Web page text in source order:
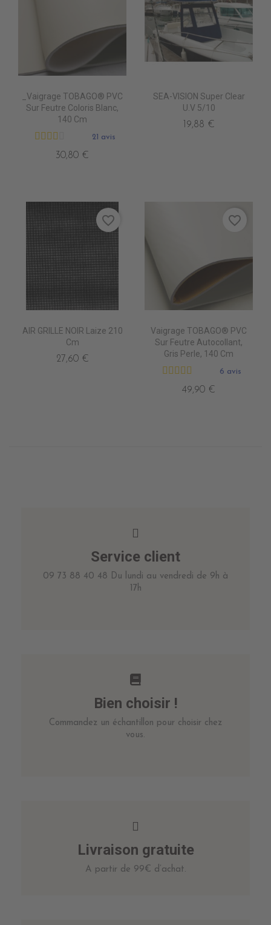
_Vaigrage TOBAGO® PVC
Sur Feutre Coloris Blanc,
140 Cm
21 avis
30,80 €
SEA-VISION Super Clear
U.V 5/10
19,88 €
AIR GRILLE NOIR Laize 210
Cm
27,60 €
favorite_border
Vaigrage TOBAGO® PVC
Sur Feutre Autocollant,
Gris Perle, 140 Cm
6 avis
49,90 €
favorite_border
Service client
09 73 88 40 48 Du lundi au vendredi de 9h à
17h
Bien choisir !
Commandez un échantillon pour choisir chez
vous.
Livraison gratuite
A partir de 99€ d’achat.